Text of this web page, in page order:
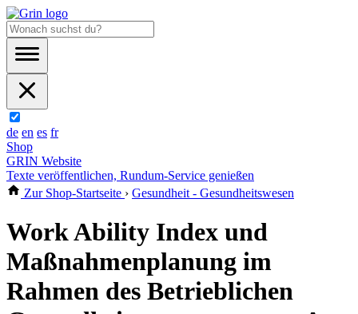
de en es fr
Shop
GRIN Website
Texte veröffentlichen, Rundum-Service genießen
Zur Shop-Startseite › Gesundheit - Gesundheitswesen
Work Ability Index und
Maßnahmenplanung im
Rahmen des Betrieblichen